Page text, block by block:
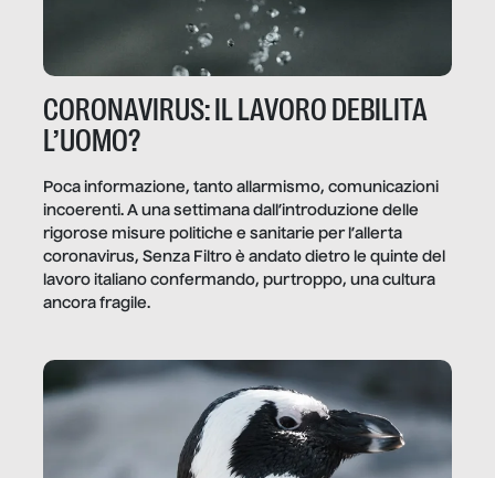
CORONAVIRUS: IL LAVORO DEBILITA
L’UOMO?
Poca informazione, tanto allarmismo, comunicazioni
incoerenti. A una settimana dall’introduzione delle
rigorose misure politiche e sanitarie per l’allerta
coronavirus, Senza Filtro è andato dietro le quinte del
lavoro italiano confermando, purtroppo, una cultura
ancora fragile.